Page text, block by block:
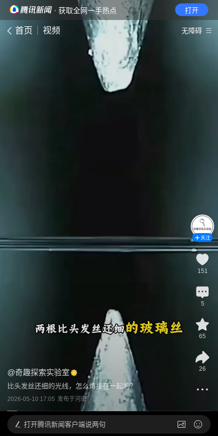
· 获取全网一手热点 打开
首页 视频 无障碍
@奇趣探索实验室
比头发丝还细的光线，怎么熔接在一起的？
2026-05-10 17:05 发布于河南
关注
151
5
65
26
打开腾讯新闻客户端说两句